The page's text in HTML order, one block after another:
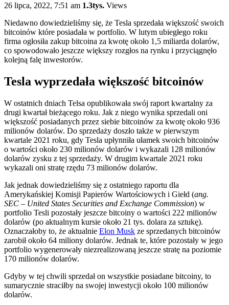
26 lipca, 2022, 7:51 am 1.3tys. Views
Niedawno dowiedzieliśmy się, że Tesla sprzedała większość swoich
bitcoinów które posiadała w portfolio. W lutym ubiegłego roku
firma ogłosiła zakup bitcoina za kwotę około 1,5 miliarda dolarów,
co spowodowało jeszcze większy rozgłos na rynku i przyciągnęło
kolejną falę inwestorów.
Tesla wyprzedała większość bitcoinów
W ostatnich dniach Telsa opublikowała swój raport kwartalny za
drugi kwartał bieżącego roku. Jak z niego wynika sprzedali oni
większość posiadanych przez siebie bitcoinów za kwotę około 936
milionów dolarów. Do sprzedaży doszło także w pierwszym
kwartale 2021 roku, gdy Tesla upłynniła ułamek swoich bitcoinów
o wartości około 230 milionów dolarów i wykazali 128 milionów
dolarów zysku z tej sprzedaży. W drugim kwartale 2021 roku
wykazali oni stratę rzędu 73 milionów dolarów.
Jak jednak dowiedzieliśmy się z ostatniego raportu dla
Amerykańskiej Komisji Papierów Wartościowych i Giełd (ang.
SEC – United States Securities and Exchange Commission) w
portfolio Tesli pozostały jeszcze bitcoiny o wartości 222 milionów
dolarów (po aktualnym kursie około 21 tys. dolara za sztukę).
Oznaczałoby to, że aktualnie Elon Musk ze sprzedanych bitcoinów
zarobił około 64 miliony dolarów. Jednak te, które pozostały w jego
portfolio wygenerowały niezrealizowaną jeszcze stratę na poziomie
170 milionów dolarów.
Gdyby w tej chwili sprzedał on wszystkie posiadane bitcoiny, to
sumarycznie straciłby na swojej inwestycji około 100 milionów
dolarów.